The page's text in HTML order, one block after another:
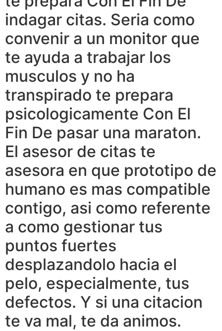
indagar citas. Seri­a como
convenir a un monitor que
te ayuda a trabajar los
musculos y no ha
transpirado te prepara
psicologicamente Con El
Fin De pasar una maraton.
El asesor de citas te
asesora en que prototipo de
humano es mas compatible
contigo, asi­ como referente
a como gestionar tus
puntos fuertes
desplazandolo hacia el
pelo, especialmente, tus
defectos. Y si una citacion
te va mal, te da animos.